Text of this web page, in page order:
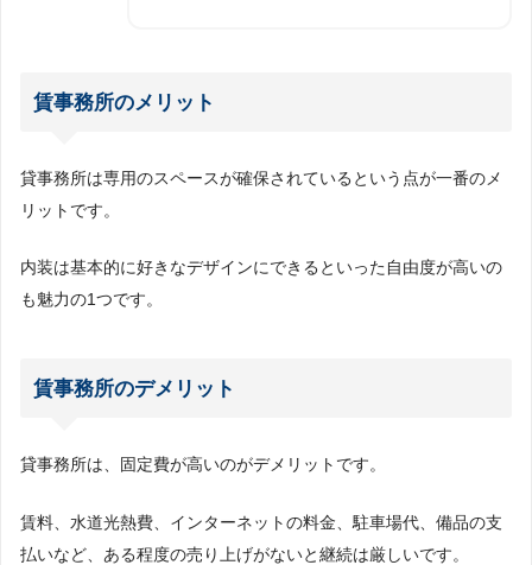
賃事務所のメリット
貸事務所は専用のスペースが確保されているという点が一番のメ
リットです。
内装は基本的に好きなデザインにできるといった自由度が高いの
も魅力の1つです。
賃事務所のデメリット
貸事務所は、固定費が高いのがデメリットです。
賃料、水道光熱費、インターネットの料金、駐車場代、備品の支
払いなど、ある程度の売り上げがないと継続は厳しいです。